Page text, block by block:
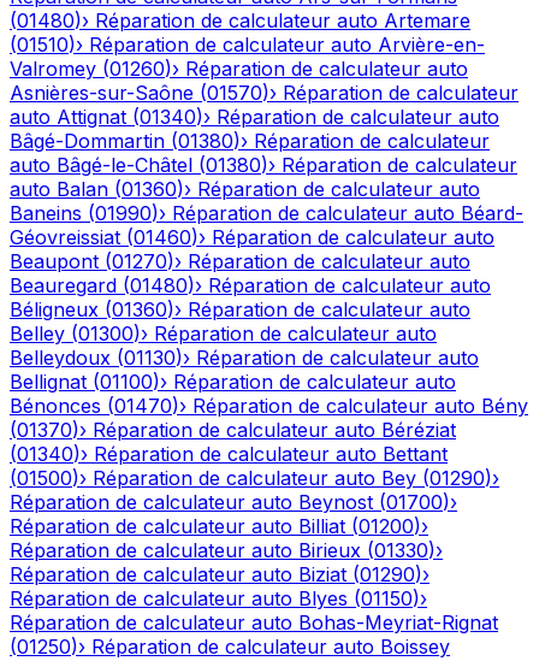
(01480)› Réparation de calculateur auto Artemare
(01510)› Réparation de calculateur auto Arvière-en-
Valromey (01260)› Réparation de calculateur auto
Asnières-sur-Saône (01570)› Réparation de calculateur
auto Attignat (01340)› Réparation de calculateur auto
Bâgé-Dommartin (01380)› Réparation de calculateur
auto Bâgé-le-Châtel (01380)› Réparation de calculateur
auto Balan (01360)› Réparation de calculateur auto
Baneins (01990)› Réparation de calculateur auto Béard-
Géovreissiat (01460)› Réparation de calculateur auto
Beaupont (01270)› Réparation de calculateur auto
Beauregard (01480)› Réparation de calculateur auto
Béligneux (01360)› Réparation de calculateur auto
Belley (01300)› Réparation de calculateur auto
Belleydoux (01130)› Réparation de calculateur auto
Bellignat (01100)› Réparation de calculateur auto
Bénonces (01470)› Réparation de calculateur auto Bény
(01370)› Réparation de calculateur auto Béréziat
(01340)› Réparation de calculateur auto Bettant
(01500)› Réparation de calculateur auto Bey (01290)›
Réparation de calculateur auto Beynost (01700)›
Réparation de calculateur auto Billiat (01200)›
Réparation de calculateur auto Birieux (01330)›
Réparation de calculateur auto Biziat (01290)›
Réparation de calculateur auto Blyes (01150)›
Réparation de calculateur auto Bohas-Meyriat-Rignat
(01250)› Réparation de calculateur auto Boissey